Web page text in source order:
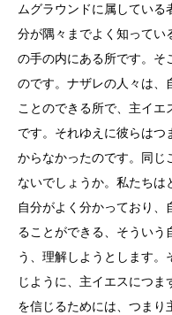
ムグラウンドに属している
分が隅々までよく知ってい
の手の内にある所です。そ
のです。ナザレの人々は、
ことのできる所で、主イ
です。それゆえに彼らはつ
からなかったのです。同じ
ないでしょうか。私たちは
自分がよく分かっており
ることができる、そういう
う、理解しようとします。
じように、主イエスにつ
を信じるためには、つまり